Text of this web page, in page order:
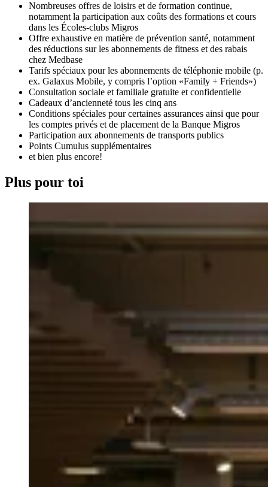
Nombreuses offres de loisirs et de formation continue,
notamment la participation aux coûts des formations et cours
dans les Écoles-clubs Migros
Offre exhaustive en matière de prévention santé, notamment
des réductions sur les abonnements de fitness et des rabais
chez Medbase
Tarifs spéciaux pour les abonnements de téléphonie mobile (p.
ex. Galaxus Mobile, y compris l’option «Family + Friends»)
Consultation sociale et familiale gratuite et confidentielle
Cadeaux d’ancienneté tous les cinq ans
Conditions spéciales pour certaines assurances ainsi que pour
les comptes privés et de placement de la Banque Migros
Participation aux abonnements de transports publics
Points Cumulus supplémentaires
et bien plus encore!
Plus pour toi